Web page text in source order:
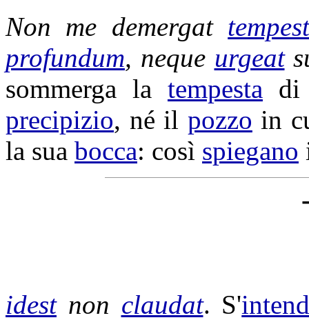
Non me demergat
profundum, neque urgeat
sommerga la tempesta
precipizio, né il pozzo in
la sua bocca: così spiegano
idestnon claudat. S'